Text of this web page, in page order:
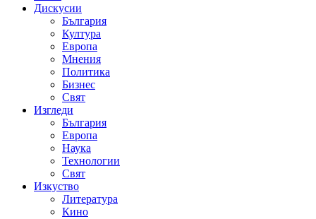
Дискусии
България
Култура
Европа
Мнения
Политика
Бизнес
Свят
Изгледи
България
Европа
Наука
Технологии
Свят
Изкуство
Литература
Кино